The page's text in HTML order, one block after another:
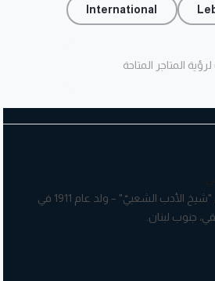
International
المتاجر المتاحة
سلام الراسي "شيخ الأدب الشعبيّ" – ولد عام 1911 في
جنوب لبنان.